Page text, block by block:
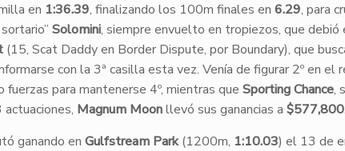
en 1:36.39, finalizando los 100m finales en 6.29, para
Solomini, siempre envuelto en tropiezos, que
(15, Scat Daddy en Border Dispute, por Boundary), que
con la 3ª casilla esta vez. Venía de figurar 2º en
para mantenerse 4º, mientras que Sporting Chance,
actuaciones, Magnum Moonllevó sus ganancias a $577,800.
ganando en Gulfstream Park(1200m, 1:10.03) el 13 de